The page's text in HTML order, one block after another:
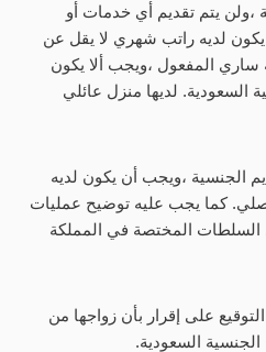
،ولن يتم تقديم أي خدمات أو
لديه راتب شهري لا يقل عن
ساري المفعول ،ويجب ألا يكون
السعودية. لديها منزل عائلي
الجنسية ،ويجب أن يكون لديه
كما يجب عليه توضيح عمليات
السلطات المختصة في المملكة
على إقرار بأن زواجها من
الجنسية السعودية.